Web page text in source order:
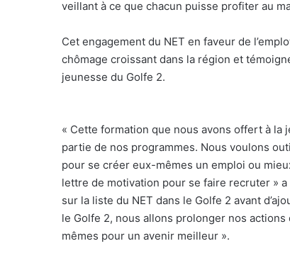
veillant à ce que chacun puisse profiter au
Cet engagement du NET en faveur de
chômage croissant dans la région et
jeunesse du Golfe 2.
« Cette formation que nous avons offert à la
partie de nos programmes. Nous voulons
pour se créer eux-mêmes un emploi ou
lettre de motivation pour se faire recruter »
sur la liste du NET dans le Golfe 2 avant
le Golfe 2, nous allons prolonger nos
mêmes pour un avenir meilleur ».